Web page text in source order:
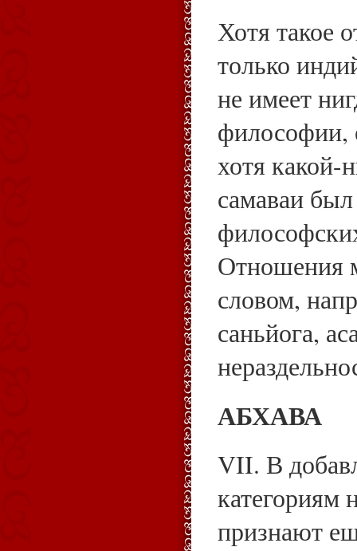
Хотя такое
только
не имеет
философии,
хотя какой-
самаваи
Отношения
словом,
саньйога,
АБХАВА
VII. В
категориям
признают